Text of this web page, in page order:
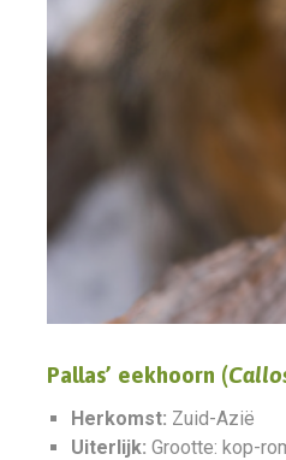
Pallas’ eekhoorn (
Herkomst: Zuid-Azië
Uiterlijk: Grootte: kop-